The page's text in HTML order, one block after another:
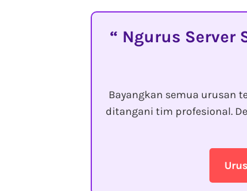
Ngurus Server
Bayangkan semua urusan
ditangani tim profesional.